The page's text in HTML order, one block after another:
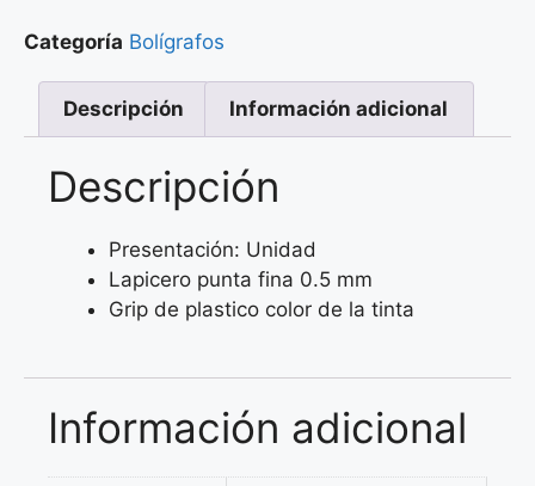
Categoría Bolígrafos
Descripción Información adicional
Descripción
Presentación: Unidad
Lapicero punta fina 0.5 mm
Grip de plastico color de la tinta
Información adicional